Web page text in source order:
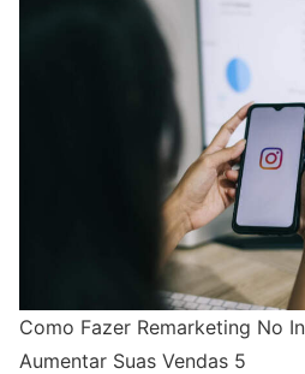
Como Fazer Remarketing No
Aumentar Suas Vendas 5